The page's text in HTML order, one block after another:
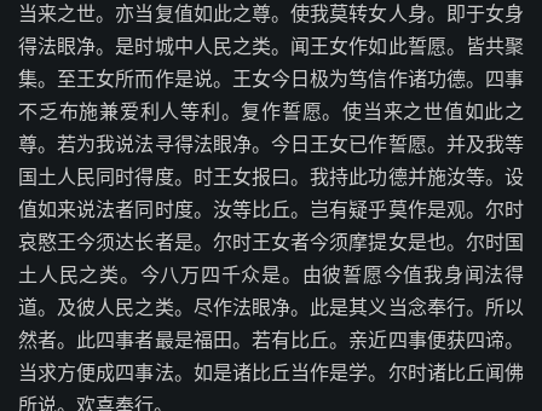
当来之世。亦当复值如此之尊。使我莫转女人身。即于女身
得法眼净。是时城中人民之类。闻王女作如此誓愿。皆共聚
集。至王女所而作是说。王女今日极为笃信作诸功德。四事
不乏布施兼爱利人等利。复作誓愿。使当来之世值如此之
尊。若为我说法寻得法眼净。今日王女已作誓愿。并及我等
国土人民同时得度。时王女报曰。我持此功德并施汝等。设
值如来说法者同时度。汝等比丘。岂有疑乎莫作是观。尔时
哀愍王今须达长者是。尔时王女者今须摩提女是也。尔时国
土人民之类。今八万四千众是。由彼誓愿今值我身闻法得
道。及彼人民之类。尽作法眼净。此是其义当念奉行。所以
然者。此四事者最是福田。若有比丘。亲近四事便获四谛。
当求方便成四事法。如是诸比丘当作是学。尔时诸比丘闻佛
所说。欢喜奉行。